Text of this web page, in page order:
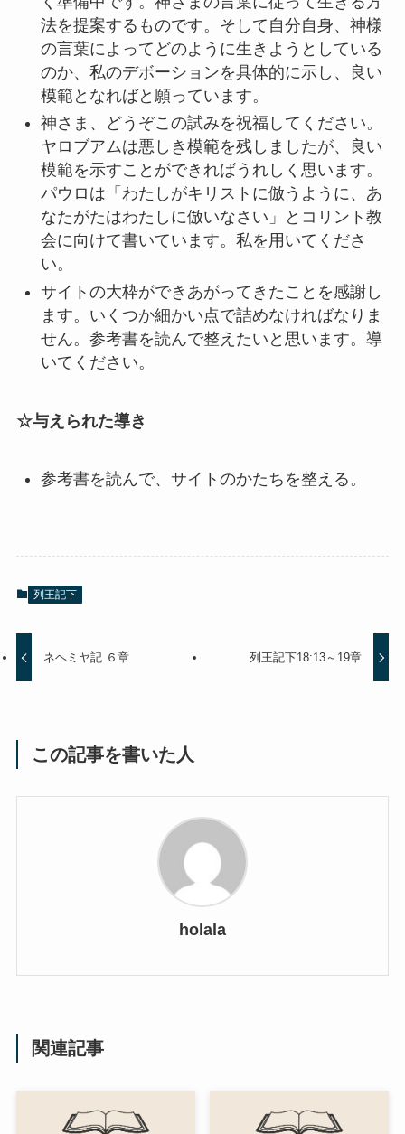
法を提案するものです。そして自分自身、神様
の言葉によってどのように生きようとしている
のか、私のデボーションを具体的に示し、良い
模範となればと願っています。
神さま、どうぞこの試みを祝福してください。
ヤロブアムは悪しき模範を残しましたが、良い
模範を示すことができればうれしく思います。
パウロは「わたしがキリストに倣うように、あ
なたがたはわたしに倣いなさい」とコリント教
会に向けて書いています。私を用いてくださ
い。
サイトの大枠ができあがってきたことを感謝し
ます。いくつか細かい点で詰めなければなりま
せん。参考書を読んで整えたいと思います。導
いてください。
☆与えられた導き
参考書を読んで、サイトのかたちを整える。
列王記下
ネヘミヤ記 ６章 列王記下18:13～19章
この記事を書いた人
holala
関連記事